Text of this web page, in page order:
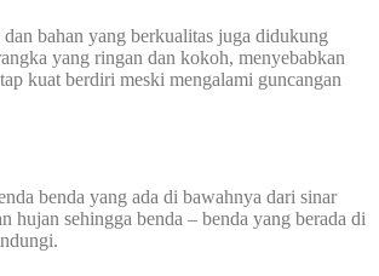
bahan yang berkualitas juga didukung
yang ringan dan kokoh, menyebabkan
kuat berdiri meski mengalami guncangan
benda yang ada di bawahnya dari sinar
hujan sehingga benda – benda yang berada di